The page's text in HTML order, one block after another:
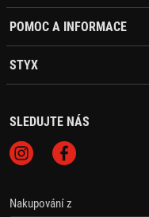
POMOC A INFORMACE
STYX
SLEDUJTE NÁS
Nakupování z